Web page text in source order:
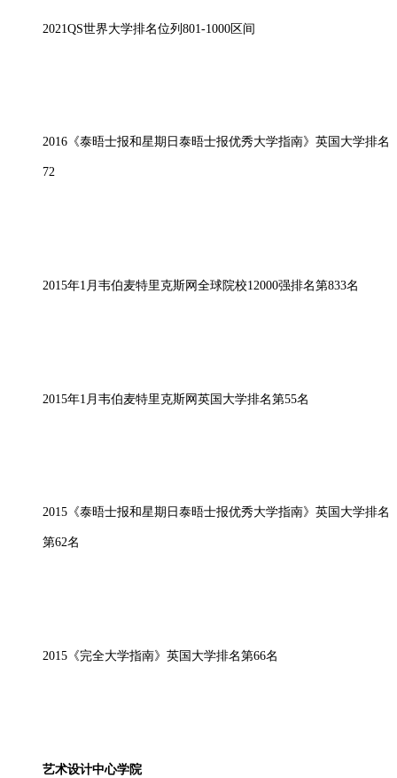
2021QS世界大学排名位列801-1000区间
2016《泰晤士报和星期日泰晤士报优秀大学指南》英国大学排名
72
2015年1月韦伯麦特里克斯网全球院校12000强排名第833名
2015年1月韦伯麦特里克斯网英国大学排名第55名
2015《泰晤士报和星期日泰晤士报优秀大学指南》英国大学排名
第62名
2015《完全大学指南》英国大学排名第66名
艺术设计中心学院